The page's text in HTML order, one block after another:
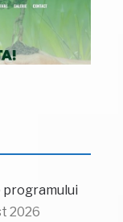
programului
2026